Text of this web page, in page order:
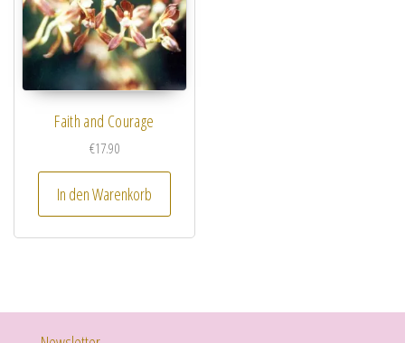
Faith and Courage
€17.90
In den Warenkorb